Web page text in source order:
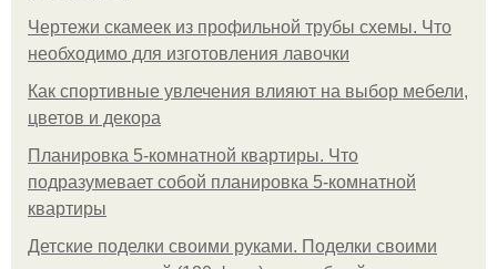
Чертежи скамеек из профильной трубы схемы. Что
необходимо для изготовления лавочки
Как спортивные увлечения влияют на выбор мебели,
цветов и декора
Планировка 5-комнатной квартиры. Что
подразумевает собой планировка 5-комнатной
квартиры
Детские поделки своими руками. Поделки своими